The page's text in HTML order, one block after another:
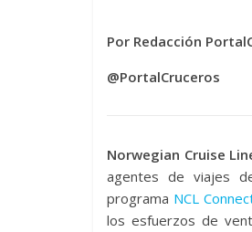
Por Redacción
@PortalCruceros
Norwegian Cruise
agentes de viajes
programa NCL
los esfuerzos de